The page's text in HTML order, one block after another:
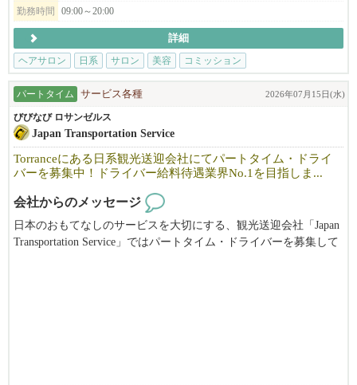
・美容師免許（日本または米国）をお持ちの方、または実務経験
のある方
・東洋医学や自然派美容に興味がある方
・一人ひとりのお客様と丁寧に向き合いたい方
※長期で働ける方を歓迎します。
NAŌRUで働く魅力
・時給$30〜（経験・能力により優遇）
・トップスタイリストMiki（中医学博士）から直接学べる環境
・東洋医学・筋膜・経絡理論を取り入れた、他にはない技術が身
につきます
・柔軟なシフト制・日本語が通じる安心の職場
・少人数で落ち着いた、アットホームな雰囲気
勤務時間 09:00～20:00
詳細
ヘアサロン
日系 サロン 美容 コミッション
パートタイム サービス各種 2026年07月15日(水)
びびなび ロサンゼルス
Japan Transportation Service
Torranceにある日系観光送迎会社にてパートタイム・ドライ
バーを募集中！ドライバー給料待遇業界No.1を目指しま...
会社からのメッセージ
日本のおもてなしのサービスを大切にする、観光送迎会社「Japan
Transportation Service」ではパートタイム・ドライバーを募集して